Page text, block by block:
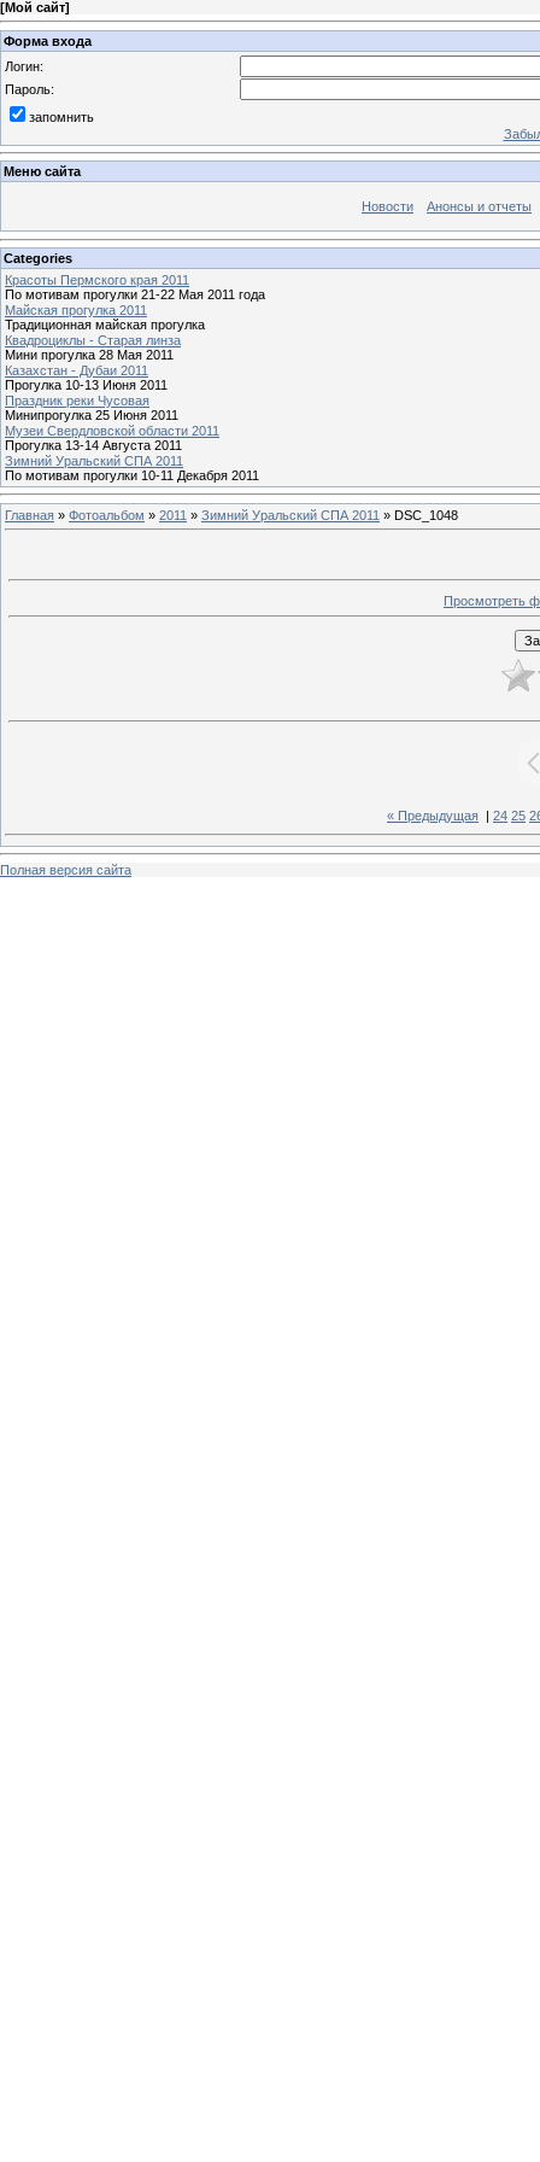
[Мой сайт]
Форма входа
Логин:
Пароль:
запомнить
Меню сайта
Новости Анонсы и отчеты
Categories
Красоты Пермского края 2011
По мотивам прогулки 21-22 Мая 2011 года
Майская прогулка 2011
Традиционная майская прогулка
Квадроциклы - Старая линза
Мини прогулка 28 Мая 2011
Казахстан - Дубаи 2011
Прогулка 10-13 Июня 2011
Праздник реки Чусовая
Минипрогулка 25 Июня 2011
Музеи Свердловской области 2011
Прогулка 13-14 Августа 2011
Зимний Уральский СПА 2011
По мотивам прогулки 10-11 Декабря 2011
Главная » Фотоальбом » 2011 » Зимний Уральский СПА 2011 » DSC_1048
Просмотреть
« Предыдущая 24 25
Полная версия сайта